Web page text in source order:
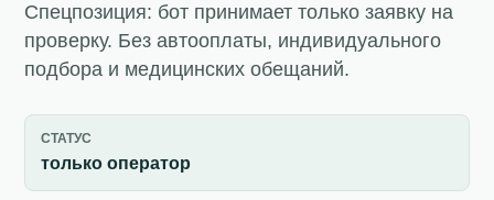
Спецпозиция: бот принимает только заявку на
проверку. Без автооплаты, индивидуального
подбора и медицинских обещаний.
СТАТУС
только оператор